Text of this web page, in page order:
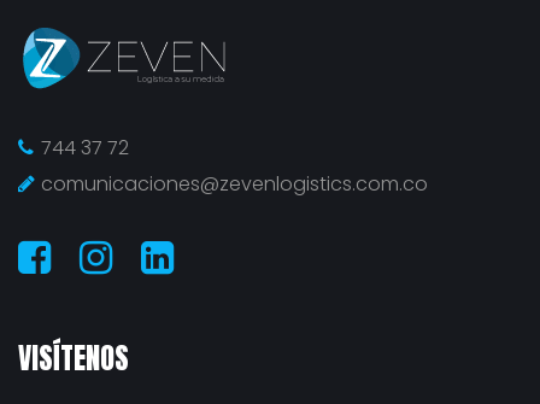
744 37 72
comunicaciones@zevenlogistics.com.co
VISÍTENOS